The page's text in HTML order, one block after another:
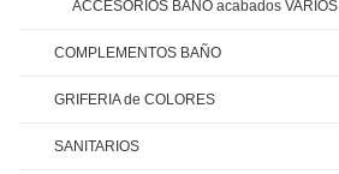
ACCESORIOS BAÑO acabados VARIOS
COMPLEMENTOS BAÑO
GRIFERIA de COLORES
SANITARIOS